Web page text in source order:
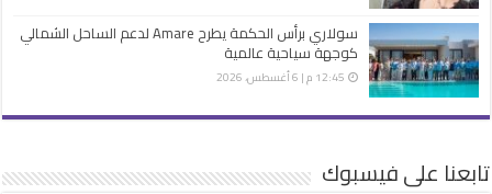
سولاري برأس الحكمة يطرح Amare لدعم الساحل الشمالي
كوجهة سياحية عالمية
12:45 م | 6 أغسطس، 2026
تابعنا على فيسبوك